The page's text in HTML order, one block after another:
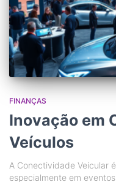
FINANÇAS
Inovação em
Veículos
A Conectividade Veicular
especialmente em